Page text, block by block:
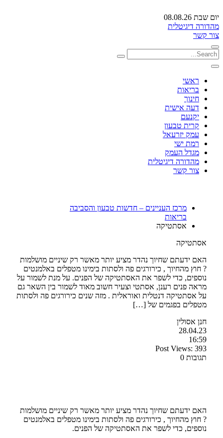
יום שבת 08.08.26
מהדורה דיגיטלית
צור קשר
ראשי
בריאות
חינוך
דעה אישית
יקנעם
קרית טבעון
עמק יזרעאל
רמת ישי
מגדל העמק
מהדורה דיגיטלית
צור קשר
מרכז העניינים – חדשות טבעון והסביבה
בריאות
אסתטיקה
אסתטיקה
האם ידעתם שחיוך נהדר מציע יותר מאשר רק שיניים מושלמות
? חוץ מהחיוך , כירורגים פה ולסתות בימינו מטפלים באלמנטים
נוספים, כדי לשפר את האסתטיקה של הפנים. על מנת לשמור על
מראה פנים רענן, אסתטי וצעיר חשוב מאוד לשמור בין השאר גם
על אסתטיקה דנטלית ואוראלית . מזה שנים כירורגים פה ולסתות
מטפלים בפגמים של […]
חנן אסולין
28.04.23
16:59
Post Views: 393
תגובות 0
האם ידעתם שחיוך נהדר מציע יותר מאשר רק שיניים מושלמות
? חוץ מהחיוך , כירורגים פה ולסתות בימינו מטפלים באלמנטים
נוספים, כדי לשפר את האסתטיקה של הפנים.